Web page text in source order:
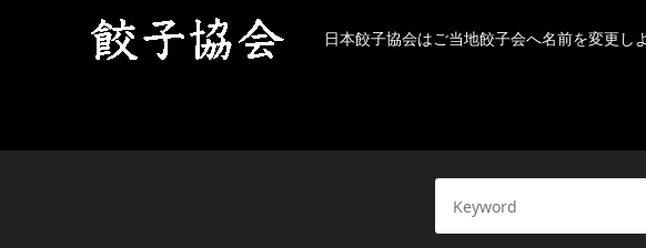
日本餃子協会はご当地餃子会へ名前を変更し